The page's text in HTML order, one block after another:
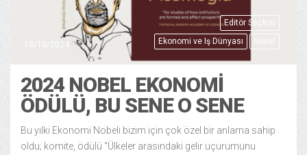
Editör Seçkisi
Ekonomi ve Iş Dünyası
18/10/2024
2024 NOBEL EKONOMİ
ÖDÜLÜ, BU SENE O SENE
Bu yılki Ekonomi Nobeli bizim için çok özel bir anlama sahip
oldu; komite, ödülü “Ülkeler arasındaki gelir uçurumunu